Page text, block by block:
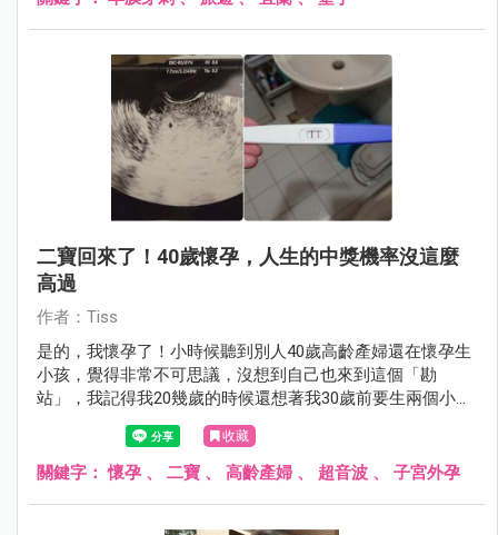
二寶回來了！40歲懷孕，人生的中獎機率沒這麼
高過
作者：Tiss
是的，我懷孕了！小時候聽到別人40歲高齡產婦還在懷孕生
小孩，覺得非常不可思議，沒想到自己也來到這個「勘
站」，我記得我20幾歲的時候還想著我30歲前要生兩個小
孩，結果這個願望竟然到40歲才要實現！
收藏
關鍵字：懷孕 、 二寶 、 高齡產婦 、 超音波 、 子宮外孕